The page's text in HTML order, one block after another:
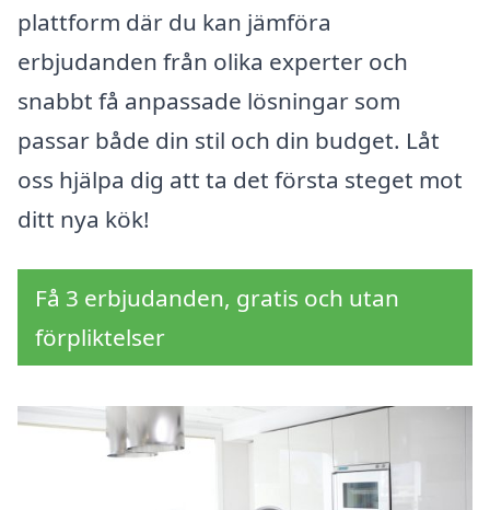
plattform där du kan jämföra
erbjudanden från olika experter och
snabbt få anpassade lösningar som
passar både din stil och din budget. Låt
oss hjälpa dig att ta det första steget mot
ditt nya kök!
Få 3 erbjudanden, gratis och utan
förpliktelser